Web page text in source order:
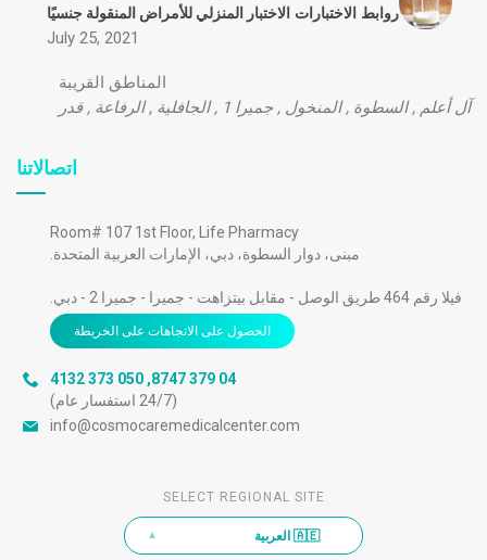
روابط الاختبارات الاختبار المنزلي للأمراض المنقولة جنسيًا
July 25, 2021
المناطق القريبة
آل أعلم ,السطوة ,المنخول , جميرا 1 ,الجافلية ,الرفاعة ,قدر
اتصالاتنا
Room# 107 1st Floor, Life Pharmacy
مبنى، دوار السطوة، دبي، الإمارات العربية المتحدة.
فيلا رقم 464 طريق الوصل - مقابل بيتزاهت - جميرا - جميرا 2 - دبي.
الحصول على الاتجاهات على الخريطة
04 379 8747
,
050 373 4132
(24/7 استفسار عام)
info@cosmocaremedicalcenter.com
SELECT REGIONAL SITE
🇦🇪 العربية ▲